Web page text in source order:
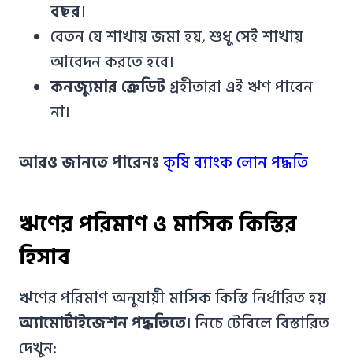
বছর।
বেতন যে শাখায় জমা হয়, শুধু সেই শাখায়
আবেদন করতে হবে।
কনজ্যুমার ক্রেডিটগ্রহীতারা এই ঋণ পাবেন
না।
আরও জানতে পারেনঃকৃষি ব্যাংক লোন পদ্ধতি
ঋণের পরিমাণ ও মাসিক কিস্তির
হিসাব
ঋণের পরিমাণ অনুযায়ী মাসিক কিস্তি নির্ধারিত হয়
অ্যামোর্টাইজেশন পদ্ধতিতে। নিচে টেবিলে বিস্তারিত
দেখুন: